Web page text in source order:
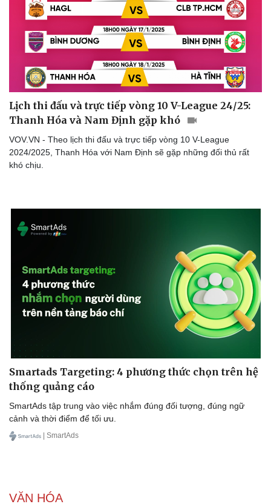
Lịch thi đấu và trực tiếp vòng 10 V-League 24/25:
Thanh Hóa và Nam Định gặp khó
VOV.VN - Theo lịch thi đấu và trực tiếp vòng 10 V-League
2024/2025, Thanh Hóa với Nam Định sẽ gặp những đối thủ rất
khó chịu.
Smartads Targeting: 4 phương thức chọn trên hệ
thống quảng cáo
SmartAds tập trung vào việc nhắm đúng đối tượng, đúng ngữ
cảnh và thời điểm để tối ưu.
| SmartAds
VĂN HÓA